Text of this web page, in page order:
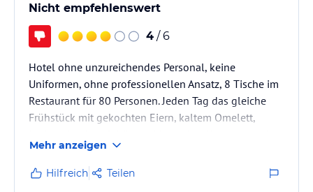
Nicht empfehlenswert
4 / 6
Hotel ohne unzureichendes Personal, keine
Uniformen, ohne professionellen Ansatz, 8 Tische im
Restaurant für 80 Personen. Jeden Tag das gleiche
Frühstück mit gekochten Eiern, kaltem Omelett,
Supermarkt, einer Art Käse, einer Art Wurst, ein paar
Tomatenscheiben und ein paar Gurkenscheiben, einer
kleinen Schüssel mit Rosinen, eine kleine Schüssel
Mehr anzeigen
Hilfreich Teilen